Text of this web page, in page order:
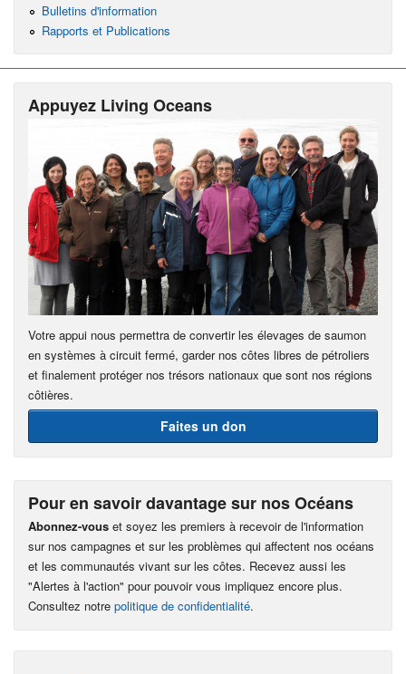
Bulletins d'information
Rapports et Publications
Appuyez Living Oceans
Votre appui nous permettra de convertir les élevages de saumon
en systèmes à circuit fermé, garder nos côtes libres de pétroliers
et finalement protéger nos trésors nationaux que sont nos régions
côtières.
Faites un don
Pour en savoir davantage sur nos Océans
Abonnez-vous et soyez les premiers à recevoir de l'information
sur nos campagnes et sur les problèmes qui affectent nos océans
et les communautés vivant sur les côtes. Recevez aussi les
"Alertes à l'action" pour pouvoir vous impliquez encore plus.
Consultez notre politique de confidentialité.